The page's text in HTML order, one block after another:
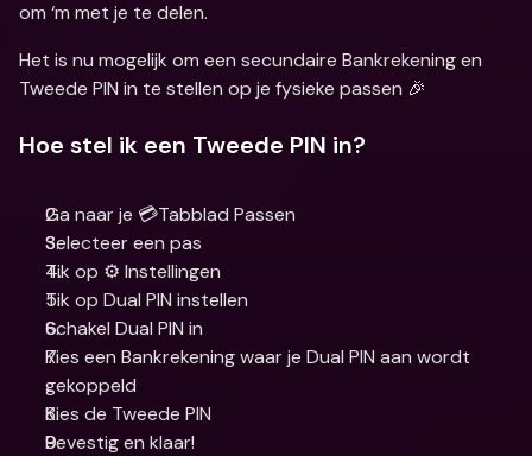
om ‘m met je te delen.
Het is nu mogelijk om een secundaire Bankrekening en
Tweede PIN in te stellen op je fysieke passen 🎉
Hoe stel ik een Tweede PIN in?
Ga naar je 💳Tabblad Passen
Selecteer een pas
Tik op ⚙️ Instellingen
Tik op Dual PIN instellen
Schakel Dual PIN in
Kies een Bankrekening waar je Dual PIN aan wordt
gekoppeld
Kies de Tweede PIN
Bevestig en klaar!